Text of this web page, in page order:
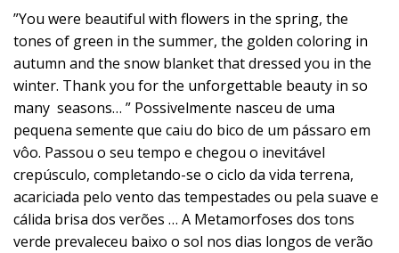
”You were beautiful with flowers in the spring, the
tones of green in the summer, the golden coloring in
autumn and the snow blanket that dressed you in the
winter. Thank you for the unforgettable beauty in so
many seasons… ” Possivelmente nasceu de uma
pequena semente que caiu do bico de um pássaro em
vôo. Passou o seu tempo e chegou o inevitável
crepúsculo, completando-se o ciclo da vida terrena,
acariciada pelo vento das tempestades ou pela suave e
cálida brisa dos verões … A Metamorfoses dos tons
verde prevaleceu baixo o sol nos dias longos de verão